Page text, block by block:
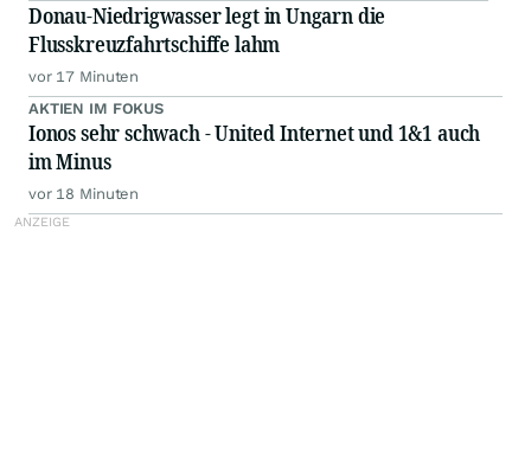
Donau-Niedrigwasser legt in Ungarn die
Flusskreuzfahrtschiffe lahm
vor 17 Minuten
AKTIEN IM FOKUS
Ionos sehr schwach - United Internet und 1&1 auch
im Minus
vor 18 Minuten